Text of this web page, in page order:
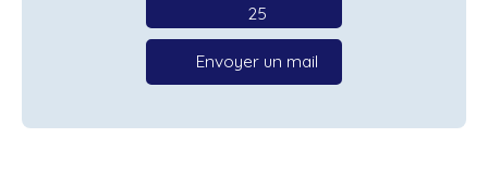
25
Envoyer un mail